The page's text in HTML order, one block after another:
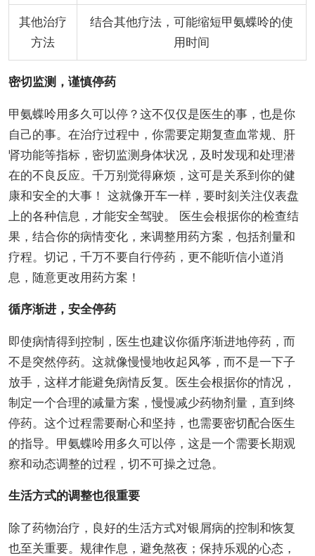
其他治疗
方法
结合其他疗法，可能缩短甲氨蝶呤的使
用时间
密切监测，谨慎停药
甲氨蝶呤用多久可以停？这不仅仅是医生的事，也是你
自己的事。在治疗过程中，你需要定期复查血常规、肝
肾功能等指标，密切监测身体状况，及时发现和处理潜
在的不良反应。千万别觉得麻烦，这可是关系到你的健
康和安全的大事！ 这就像开车一样，要时刻关注仪表盘
上的各种信息，才能安全驾驶。 医生会根据你的检查结
果，结合你的病情变化，来调整用药方案，包括剂量和
疗程。切记，千万不要自行停药，更不能听信小道消
息，随意更改用药方案！
循序渐进，安全停药
即使病情得到控制，医生也建议你循序渐进地停药，而
不是突然停药。这就像慢慢地收起风筝，而不是一下子
放手，这样才能避免病情反复。医生会根据你的情况，
制定一个合理的减量方案，慢慢减少药物剂量，直到终
停药。这个过程需要耐心和坚持，也需要密切配合医生
的指导。甲氨蝶呤用多久可以停，这是一个需要长期观
察和动态调整的过程，切不可操之过急。
生活方式的调整也很重要
除了药物治疗，良好的生活方式对银屑病的控制和恢复
也至关重要。规律作息，避免熬夜；保持乐观的心态，